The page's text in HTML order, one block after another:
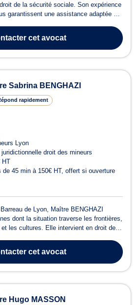
de la sécurité sociale. Son expérience
garantissent une assistance adaptée à
prend également en charge, avec le
cet avocat
Sabrina BENGHAZI
rapidement
Lyon
juridictionnelle droit des mineurs
HT
de 45 min à 150€ HT, offert si ouverture
de Lyon, Maître BENGHAZI
dont la situation traverse les frontières,
les cultures. Elle intervient en droit de
- Droit de l'immigration:
cet avocat
Hugo MASSON